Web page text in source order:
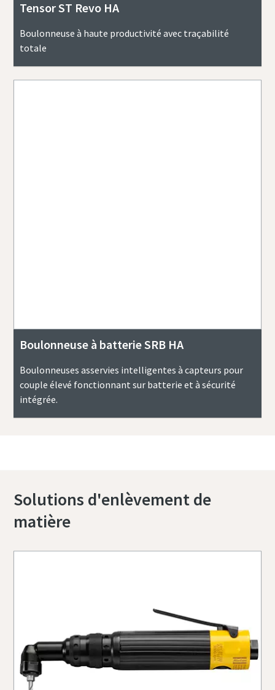
Tensor ST Revo HA
Boulonneuse à haute productivité avec traçabilité
totale
Boulonneuse à batterie SRB HA
Boulonneuses asservies intelligentes à capteurs pour
couple élevé fonctionnant sur batterie et à sécurité
intégrée.
Solutions d'enlèvement de
matière